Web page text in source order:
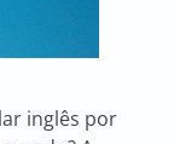
inglês por